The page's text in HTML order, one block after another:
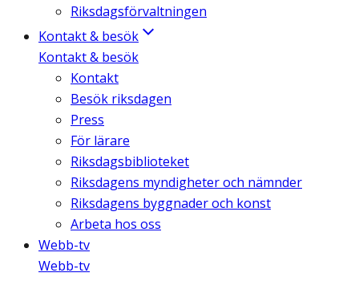
Riksdagsförvaltningen
Kontakt & besök
Kontakt & besök
Kontakt
Besök riksdagen
Press
För lärare
Riksdagsbiblioteket
Riksdagens myndigheter och nämnder
Riksdagens byggnader och konst
Arbeta hos oss
Webb-tv
Webb-tv